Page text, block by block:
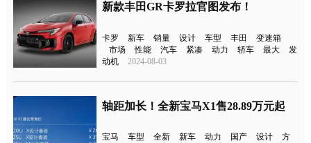
新款丰田GR卡罗拉官图发布！
卡罗 新车 销量 设计 车型 丰田
变速箱
市场
性能 汽车 紧凑 动力 轿车 最大
发
动机
2024-08-03
轴距加长！全新宝马X1售28.89万元起
宝马 车型 全新 新车 动力 国产 设计
方